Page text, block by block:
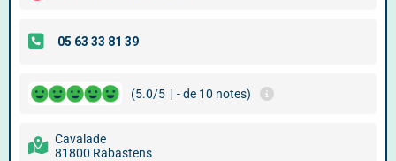
(5.0/5 | - de 10 notes)
Cavalade
81800 Rabastens